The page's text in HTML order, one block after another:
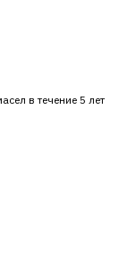
в течение 5 лет